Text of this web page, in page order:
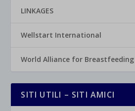
LINKAGES
Wellstart International
World Alliance for Breastfeeding
SITI UTILI – SITI AMICI